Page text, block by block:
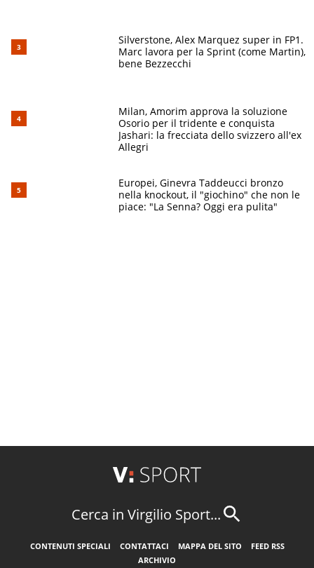
Silverstone, Alex Marquez super in FP1.
Marc lavora per la Sprint (come Martin),
bene Bezzecchi
Milan, Amorim approva la soluzione
Osorio per il tridente e conquista
Jashari: la frecciata dello svizzero all'ex
Allegri
Europei, Ginevra Taddeucci bronzo
nella knockout, il "giochino" che non le
piace: "La Senna? Oggi era pulita"
Cerca in Virgilio Sport...
CONTENUTI SPECIALI CONTATTACI MAPPA DEL SITO
FEED RSS
ARCHIVIO